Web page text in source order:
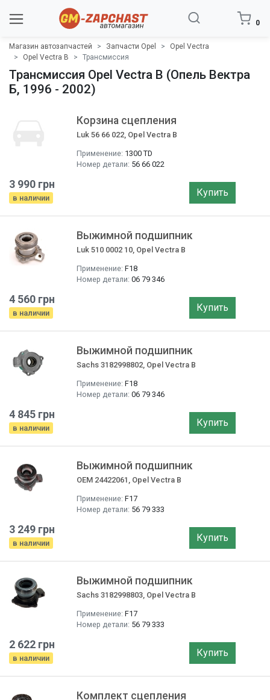
0
Магазин автозапчастей Запчасти Opel
Opel Vectra
Opel Vectra B
Трансмиcсия
Трансмиcсия Opel Vectra B (Опель Вектра
Б, 1996 - 2002)
Корзина сцепления
Luk 56 66 022, Opel Vectra B
Применение: 1300 TD
Номер детали: 56 66 022
3 990 грн
в наличии Купить
Выжимной подшипник
Luk 510 0002 10, Opel Vectra B
Применение: F18
Номер детали: 06 79 346
4 560 грн
в наличии Купить
Выжимной подшипник
Sachs 3182998802, Opel Vectra B
Применение: F18
Номер детали: 06 79 346
4 845 грн
в наличии Купить
Выжимной подшипник
OEM 24422061, Opel Vectra B
Применение: F17
Номер детали: 56 79 333
3 249 грн
в наличии Купить
Выжимной подшипник
Sachs 3182998803, Opel Vectra B
Применение: F17
Номер детали: 56 79 333
2 622 грн
в наличии Купить
Комплект сцепления